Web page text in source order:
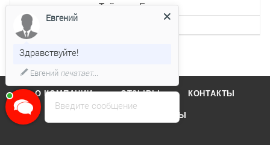
Таймер
Есть
О КОМПАНИИ ОТЗЫВЫ КОНТАКТЫ
БРЕНДЫ
Введите сообщение
Евгений
Здравствуйте!
Евгенийпечатает...